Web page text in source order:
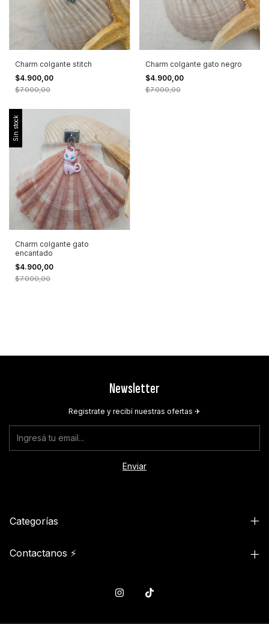
Charm colgante stitch
$4.900,00
$7.000,00
Charm colgante gato negro
$4.900,00
$7.000,00
Sin stock
Charm colgante gato
encantado
$4.900,00
$7.000,00
Newsletter
Registrate y recibí nuestras ofertas ✈︎
Categorías
Contactanos ⚡